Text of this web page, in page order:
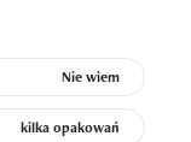
Nie wiem
kilka opakowań